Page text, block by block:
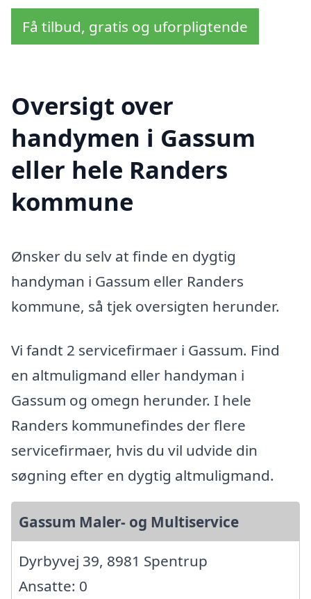
Få tilbud, gratis og uforpligtende
Oversigt over
handymen i Gassum
eller hele Randers
kommune
Ønsker du selv at finde en dygtig
handyman i Gassum eller Randers
kommune, så tjek oversigten herunder.
Vi fandt 2 servicefirmaer i Gassum. Find
en altmuligmand eller handyman i
Gassum og omegn herunder. I hele
Randers kommunefindes der flere
servicefirmaer, hvis du vil udvide din
søgning efter en dygtig altmuligmand.
Gassum Maler- og Multiservice
Dyrbyvej 39, 8981 Spentrup
Ansatte: 0